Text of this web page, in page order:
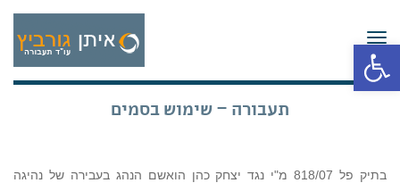
פתח סרגל נגישות
תפריט
תעבורה – שימוש בסמים
בתיק פל 818/07 מ"י נגד יצחק כהן הואשם הנהג בעבירה של נהיגה